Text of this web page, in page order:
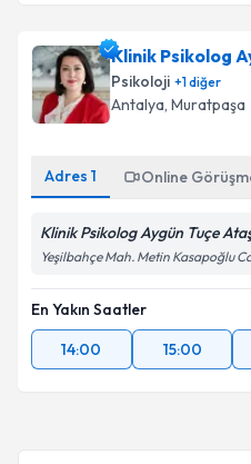
Klinik Psikolog
Psikoloji +1diğer
Antalya, Muratpaşa
Adres 1 Online
Klinik Psikolog Aygün Tuçe
Yeşilbahçe Mah. Metin Kasapoğlu
En Yakın Saatler
14:00
15:00